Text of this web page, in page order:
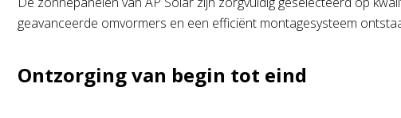
geavanceerde omvormers en een efficiënt montagesysteem
Ontzorging van begin tot eind